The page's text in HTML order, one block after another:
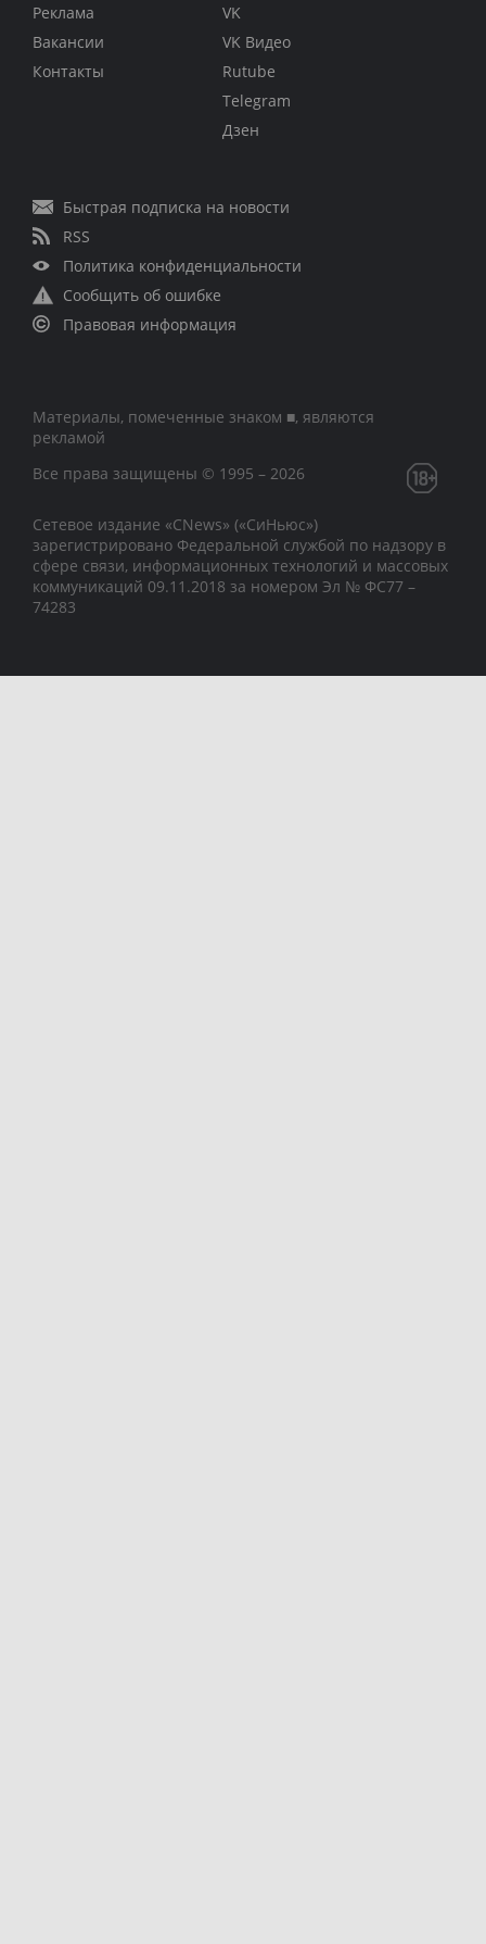
Реклама
Вакансии
Контакты
VK
VK Видео
Rutube
Telegram
Дзен
Быстрая подписка на новости
RSS
Политика конфиденциальности
Сообщить об ошибке
Правовая информация
Материалы, помеченные знаком ■, являются
рекламой
Все права защищены © 1995 – 2026
Сетевое издание «CNews» («СиНьюс»)
зарегистрировано Федеральной службой по надзору в
сфере связи, информационных технологий и массовых
коммуникаций 09.11.2018 за номером Эл № ФС77 –
74283